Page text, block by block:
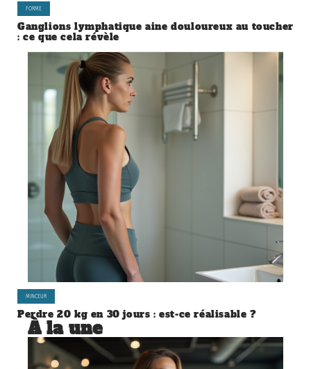
FORME
Ganglions lymphatique aine douloureux au toucher
: ce que cela révèle
MINCEUR
Perdre 20 kg en 30 jours : est-ce réalisable ?
À la une